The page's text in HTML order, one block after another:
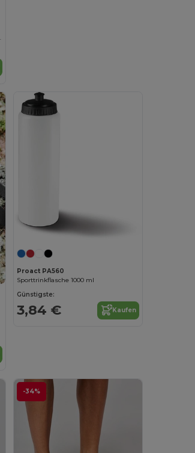
Proact PA560
Sporttrinkflasche 1000 ml
Günstigste:
3,84 € Kaufen
-34%